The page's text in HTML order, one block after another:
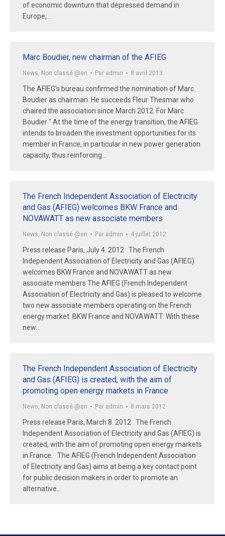
of economic downturn that depressed demand in
Europe,…
Marc Boudier, new chairman of the AFIEG
News, Non classé @en Par admin 8 avril 2013
The AFIEG’s bureau confirmed the nomination of Marc
Boudier as chairman. He succeeds Fleur Thesmar who
chaired the association since March 2012. For Marc
Boudier “ At the time of the energy transition, the AFIEG
intends to broaden the investment opportunities for its
member in France, in particular in new power generation
capacity, thus reinforcing…
The French Independent Association of Electricity
and Gas (AFIEG) welcomes BKW France and
NOVAWATT as new associate members
News, Non classé @en Par admin 4 juillet 2012
Press release Paris, July 4. 2012 The French
Independent Association of Electricity and Gas (AFIEG)
welcomes BKW France and NOVAWATT as new
associate members The AFIEG (French Independent
Association of Electricity and Gas) is pleased to welcome
two new associate members operating on the French
energy market: BKW France and NOVAWATT. With these
new…
The French Independent Association of Electricity
and Gas (AFIEG) is created, with the aim of
promoting open energy markets in France
News, Non classé @en Par admin 8 mars 2012
Press release Paris, March 8. 2012 The French
Independent Association of Electricity and Gas (AFIEG) is
created, with the aim of promoting open energy markets
in France. The AFIEG (French Independent Association
of Electricity and Gas) aims at being a key contact point
for public decision makers in order to promote an
alternative…